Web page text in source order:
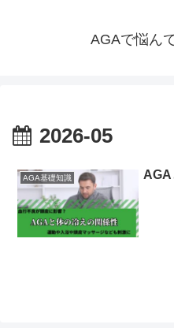
AGAで悩ん
2026-05
AGA基礎知識 AGA